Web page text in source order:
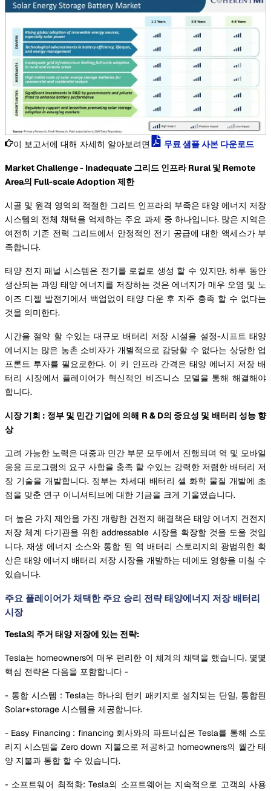
이 보고서에 대해 자세히 알아보려면 무료 샘플 사본 다운로드
Market Challenge - Inadequate 그리드 인프라 Rural 및 Remote
Area의 Full-scale Adoption 제한
시골 및 원격 영역의 적절한 그리드 인프라의 부족은 태양 에너지 저장
시스템의 전체 채택을 억제하는 주요 과제 중 하나입니다. 많은 지역은
여전히 기존 전력 그리드에서 안정적인 전기 공급에 대한 액세스가 부
족합니다.
태양 전지 패널 시스템은 전기를 로컬로 생성 할 수 있지만, 하루 동안
생산되는 과잉 태양 에너지를 저장하는 것은 에너지가 매우 오염 및 노
이즈 디젤 발전기에서 백업없이 태양 다운 후 자주 충족 할 수 없다는
것을 의미한다.
시간을 절약 할 수있는 대규모 배터리 저장 시설을 설정-시프트 태양
에너지는 많은 농촌 소비자가 개별적으로 감당할 수 없다는 상당한 업
프론트 투자를 필요로한다. 이 키 인프라 간격은 태양 에너지 저장 배
터리 시장에서 플레이어가 혁신적인 비즈니스 모델을 통해 해결해야
합니다.
시장 기회 : 정부 및 민간 기업에 의해 R & D의 중요성 및 배터리 성능 향
상
고려 가능한 노력은 대중과 민간 부문 모두에서 진행되며 역 및 모바일
응용 프로그램의 요구 사항을 충족 할 수있는 강력한 저렴한 배터리 저
장 기술을 개발합니다. 정부는 차세대 배터리 셀 화학 물질 개발에 초
점을 맞춘 연구 이니셔티브에 대한 기금을 크게 기울였습니다.
더 높은 가치 제안을 가진 개량한 건전지 해결책은 태양 에너지 건전지
저장 체계 다기관을 위한 addressable 시장을 확장할 것을 도울 것입
니다. 재생 에너지 소스와 통합 된 역 배터리 스토리지의 광범위한 확
산은 태양 에너지 배터리 저장 시장을 개발하는 데에도 영향을 미칠 수
있습니다.
주요 플레이어가 채택한 주요 승리 전략 태양에너지 저장 배터리
시장
Tesla의 주거 태양 저장에 있는 전략:
Tesla는 homeowners에 매우 편리한 이 체계의 채택을 했습니다. 몇몇
핵심 전략은 다음을 포함합니다 -
- 통합 시스템 : Tesla는 하나의 턴키 패키지로 설치되는 단일, 통합된
Solar+storage 시스템을 제공합니다.
- Easy Financing : financing 회사와의 파트너십은 Tesla를 통해 스토
리지 시스템을 Zero down 지불으로 제공하고 homeowners의 월간 태
양 지불과 통합 할 수 있습니다.
- 소프트웨어 최적화: Tesla의 소프트웨어는 지속적으로 고객의 사용